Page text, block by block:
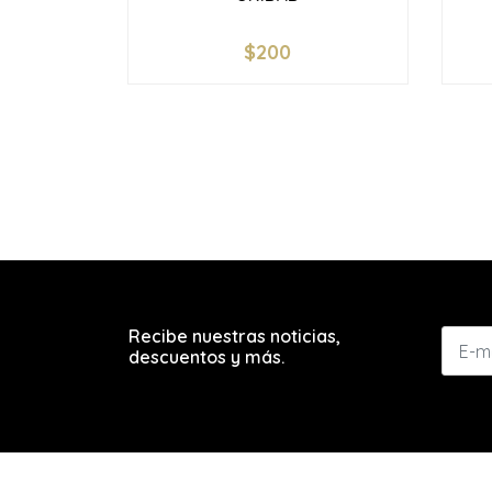
+
$200
Recibe nuestras noticias,
descuentos y más.